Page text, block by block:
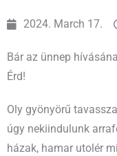
2024. March 17.
Bár az ünnep
Érd!
Oly gyönyörű
úgy nekiindulunk
házak, hamar utolér